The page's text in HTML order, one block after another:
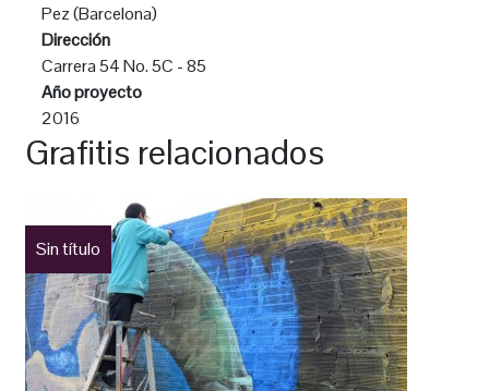
Pez (Barcelona)
Dirección
Carrera 54 No. 5C - 85
Año proyecto
2016
Grafitis relacionados
Sin título